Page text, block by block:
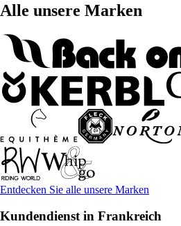
Alle unsere Marken
Entdecken Sie alle unsere Marken
Kundendienst in Frankreich